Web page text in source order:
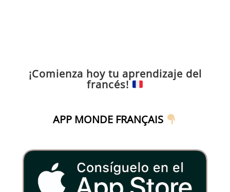
¡Comienza hoy tu aprendizaje del
francés!
APP MONDE FRANÇAIS